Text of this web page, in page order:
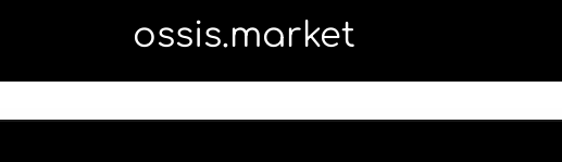
ossis.market